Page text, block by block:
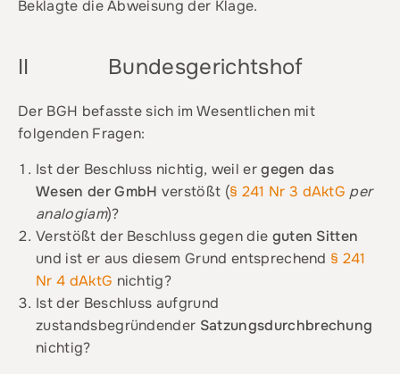
Beklagte die Abweisung der Klage.
II Bundesgerichtshof
Der BGH befasste sich im Wesentlichen mit
folgenden Fragen:
Ist der Beschluss nichtig, weil ergegen das
Wesen der GmbH verstößt (§ 241 Nr 3 dAktG per
analogiam)?
Verstößt der Beschluss gegen die guten Sitten
und ist er aus diesem Grund entsprechend § 241
Nr 4 dAktG nichtig?
Ist der Beschluss aufgrund
zustandsbegründender Satzungsdurchbrechung
nichtig?